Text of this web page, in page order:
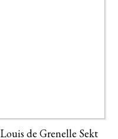
Louis de Grenelle Sekt